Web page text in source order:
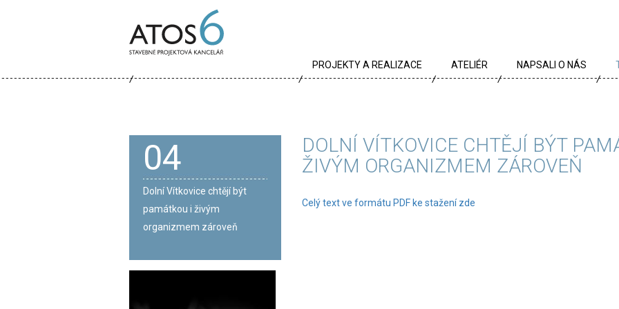
6
PROJEKTY A REALIZACE
ARCHÍV
ATELIÉR
KRÉDA
NAPSALI O NÁS
04
Dolní Vítkovice chtějí být
památkou i živým
organizmem zároveň
DOLNÍ VÍTKOVICE CHTĚJÍ BÝT
ŽIVÝM ORGANIZMEM ZÁROVEŇ
Celý text ve formátu PDF ke stažení zde